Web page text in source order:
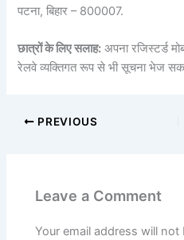
पटना, बिहार – 800007.
छात्रों के लिए सलाह: अपना रजिस्टर्ड
रेलवे व्यक्तिगत रूप से भी सूचना भेज
PREVIOUS
Leave a Comment
Your email address will not